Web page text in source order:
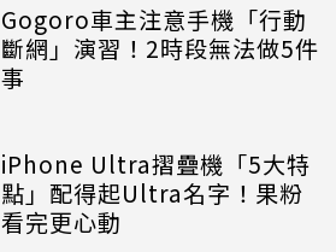
Gogoro車主注意手機「行動
斷網」演習！2時段無法做5件
事
iPhone Ultra摺疊機「5大特
點」配得起Ultra名字！果粉
看完更心動